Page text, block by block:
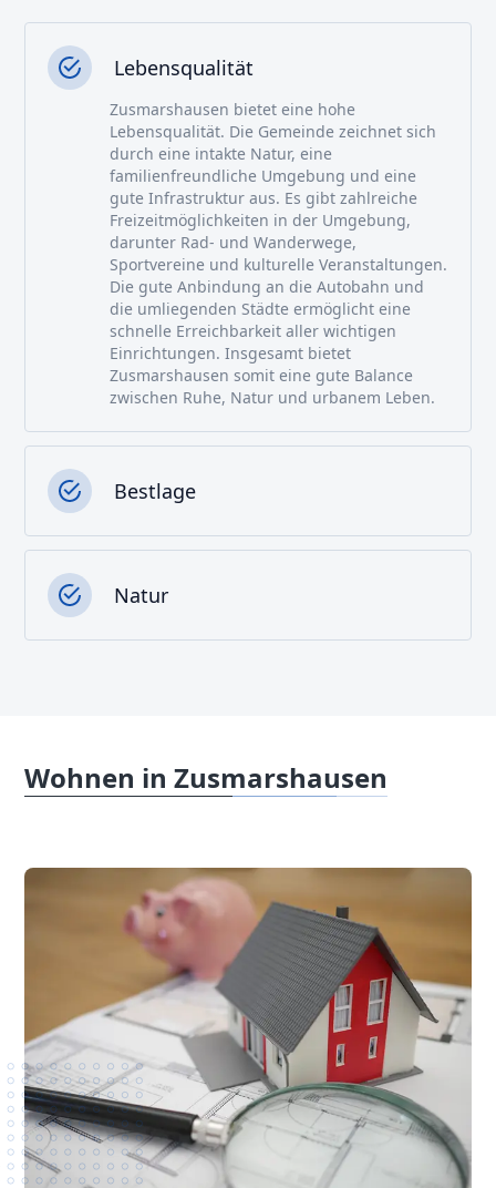
Lebensqualität
Zusmarshausen bietet eine hohe
Lebensqualität. Die Gemeinde zeichnet sich
durch eine intakte Natur, eine
familienfreundliche Umgebung und eine
gute Infrastruktur aus. Es gibt zahlreiche
Freizeitmöglichkeiten in der Umgebung,
darunter Rad- und Wanderwege,
Sportvereine und kulturelle Veranstaltungen.
Die gute Anbindung an die Autobahn und
die umliegenden Städte ermöglicht eine
schnelle Erreichbarkeit aller wichtigen
Einrichtungen. Insgesamt bietet
Zusmarshausen somit eine gute Balance
zwischen Ruhe, Natur und urbanem Leben.
Bestlage
Natur
Wohnen in Zusmarshausen